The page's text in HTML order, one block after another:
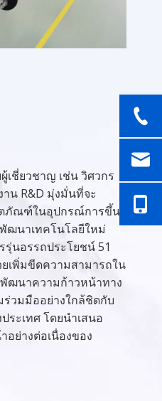
ชี่ยวชาญ เช่น วิศวกร
น R&D มุ่งมั่นที่จะ
ตภัณฑ์ในอุปกรณ์การขึ้น
ฒนาเทคโนโลยีใหม่
นอรรถประโยชน์ 51
เพิ่มขีดความสามารถใน
ฒนาความก้าวหน้าทาง
วมมืออย่างใกล้ชิดกับ
ระเทศ โดยนำเสนอ
อย่างต่อเนื่องของ